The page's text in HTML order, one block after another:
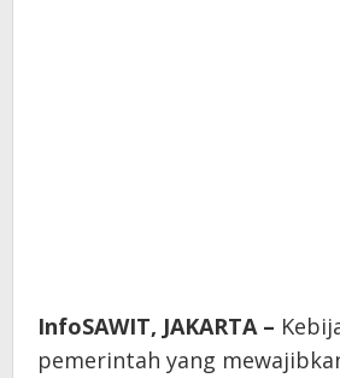
InfoSAWIT, JAKARTA –
pemerintah yang